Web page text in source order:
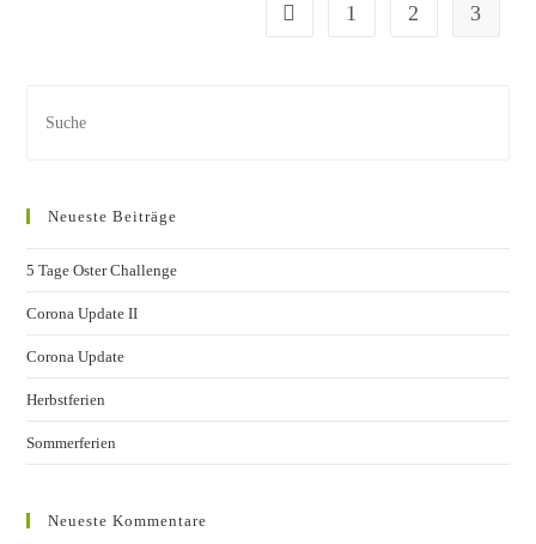
Gehe zur vorherigen Seite
1 2 3
Neueste Beiträge
5 Tage Oster Challenge
Corona Update II
Corona Update
Herbstferien
Sommerferien
Neueste Kommentare